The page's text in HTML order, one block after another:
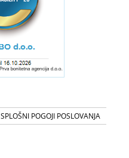
SPLOŠNI POGOJI POSLOVANJA